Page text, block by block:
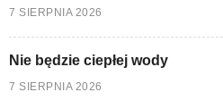
7 SIERPNIA 2026
Nie będzie ciepłej wody
7 SIERPNIA 2026